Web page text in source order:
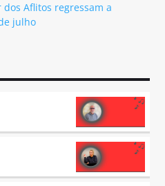
Aflitos regressam a
julho